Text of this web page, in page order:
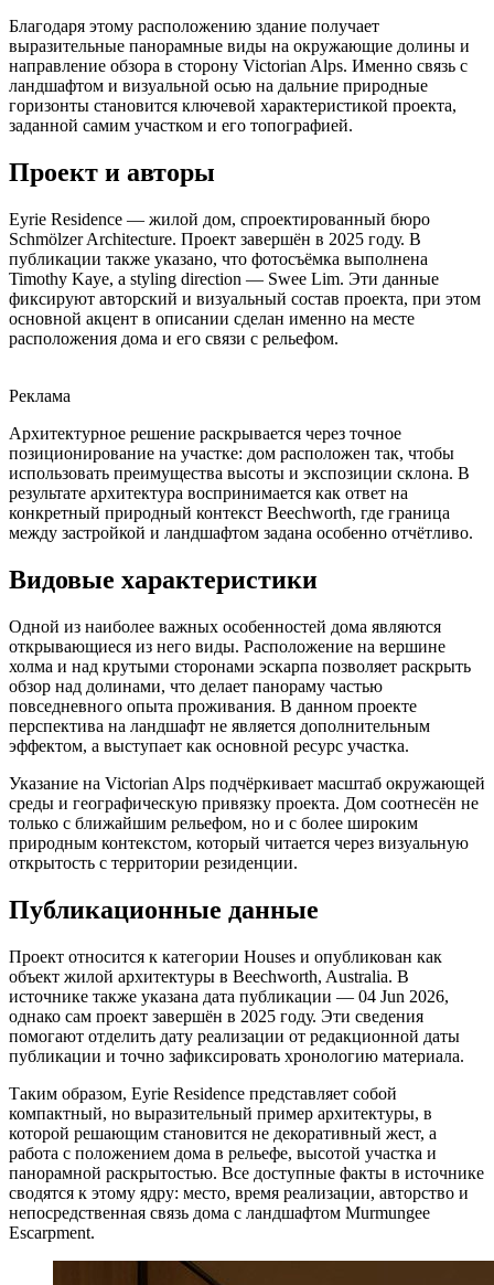
Благодаря этому расположению здание получает
выразительные панорамные виды на окружающие долины и
направление обзора в сторону Victorian Alps. Именно связь с
ландшафтом и визуальной осью на дальние природные
горизонты становится ключевой характеристикой проекта,
заданной самим участком и его топографией.
Проект и авторы
Eyrie Residence — жилой дом, спроектированный бюро
Schmölzer Architecture. Проект завершён в 2025 году. В
публикации также указано, что фотосъёмка выполнена
Timothy Kaye, а styling direction — Swee Lim. Эти данные
фиксируют авторский и визуальный состав проекта, при этом
основной акцент в описании сделан именно на месте
расположения дома и его связи с рельефом.
Реклама
Архитектурное решение раскрывается через точное
позиционирование на участке: дом расположен так, чтобы
использовать преимущества высоты и экспозиции склона. В
результате архитектура воспринимается как ответ на
конкретный природный контекст Beechworth, где граница
между застройкой и ландшафтом задана особенно отчётливо.
Видовые характеристики
Одной из наиболее важных особенностей дома являются
открывающиеся из него виды. Расположение на вершине
холма и над крутыми сторонами эскарпа позволяет раскрыть
обзор над долинами, что делает панораму частью
повседневного опыта проживания. В данном проекте
перспектива на ландшафт не является дополнительным
эффектом, а выступает как основной ресурс участка.
Указание на Victorian Alps подчёркивает масштаб окружающей
среды и географическую привязку проекта. Дом соотнесён не
только с ближайшим рельефом, но и с более широким
природным контекстом, который читается через визуальную
открытость с территории резиденции.
Публикационные данные
Проект относится к категории Houses и опубликован как
объект жилой архитектуры в Beechworth, Australia. В
источнике также указана дата публикации — 04 Jun 2026,
однако сам проект завершён в 2025 году. Эти сведения
помогают отделить дату реализации от редакционной даты
публикации и точно зафиксировать хронологию материала.
Таким образом, Eyrie Residence представляет собой
компактный, но выразительный пример архитектуры, в
которой решающим становится не декоративный жест, а
работа с положением дома в рельефе, высотой участка и
панорамной раскрытостью. Все доступные факты в источнике
сводятся к этому ядру: место, время реализации, авторство и
непосредственная связь дома с ландшафтом Murmungee
Escarpment.